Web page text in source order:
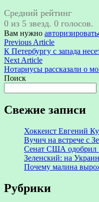
Средний рейтинг
0 из 5 звезд. 0 голосов.
Вам нужно
Навигация
по
записям
Previous ArticlePrevious
article:
К Петербургу с запада
Next ArticleNext
article:
Нотариусы рассказали о
Поиск
Свежие записи
Хоккеист Евгений
Вучич на встрече с
Сенат США одобрил
Зеленский: на
Почему малина
Рубрики